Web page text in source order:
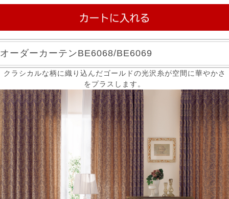
オーダーカーテンBE6068/BE6069
クラシカルな柄に織り込んだゴールドの光沢糸が空間に華やかさ
をプラスします。